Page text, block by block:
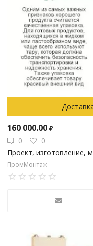
160 000.00 ₽
0
0
Проект, изготовление,
ПромМонтаж